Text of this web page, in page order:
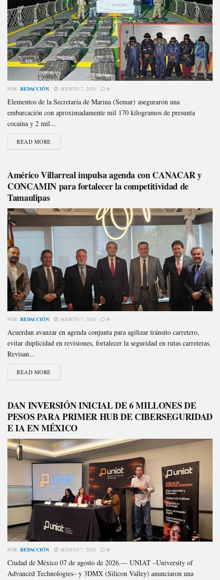
POR: REDACCIÓN AGOSTO 7, 2026 0
Elementos de la Secretaría de Marina (Semar) aseguraron una
embarcación con aproximadamente mil 170 kilogramos de presunta
cocaína y 2 mil...
READ MORE
Américo Villarreal impulsa agenda con CANACAR y
CONCAMIN para fortalecer la competitividad de
Tamaulipas
POR: REDACCIÓN AGOSTO 7, 2026 0
Acuerdan avanzar en agenda conjunta para agilizar tránsito carretero,
evitar duplicidad en revisiones, fortalecer la seguridad en rutas carreteras.
Revisan...
READ MORE
DAN INVERSIÓN INICIAL DE 6 MILLONES DE
PESOS PARA PRIMER HUB DE CIBERSEGURIDAD
E IA EN MÉXICO
POR: REDACCIÓN AGOSTO 7, 2026 0
Ciudad de México 07 de agosto de 2026.— UNIAT –University of
Advanced Technologies– y 3DMX (Silicon Valley) anunciaron una